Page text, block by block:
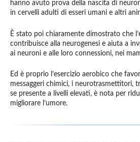
hanno avuto prova della nascita di
in cervelli adulti di esseri umani e altri
È stato poi chiaramente dimostrato che
contribuisce alla neurogenesi e aiuta a
ai neuroni e alle loro connessioni, nei
Ed è proprio l’esercizio aerobico che
messaggeri chimici, i neurotrasmettitori,
se presente a livelli elevati, è nota per
migliorare l’umore.